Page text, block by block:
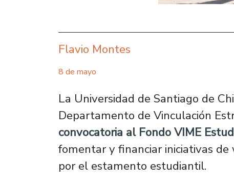
Flavio Montes
8 de mayo
La Universidad de Santiago de
Departamento de Vinculación
convocatoria al Fondo VIME
fomentar y financiar iniciativas
por el estamento estudiantil.